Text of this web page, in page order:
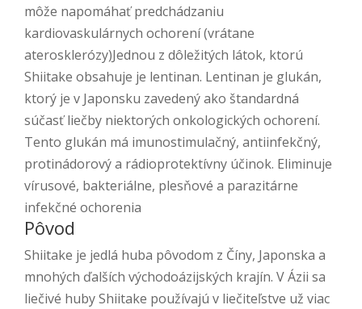
môže napomáhať predchádzaniu
kardiovaskulárnych ochorení (vrátane
aterosklerózy)Jednou z dôležitých látok, ktorú
Shiitake obsahuje je lentinan. Lentinan je glukán,
ktorý je v Japonsku zavedený ako štandardná
súčasť liečby niektorých onkologických ochorení.
Tento glukán má imunostimulačný, antiinfekčný,
protinádorový a rádioprotektívny účinok. Eliminuje
vírusové, bakteriálne, plesňové a parazitárne
infekčné ochorenia
Pôvod
Shiitake je jedlá huba pôvodom z Číny, Japonska a
mnohých ďalších východoázijských krajín. V Ázii sa
liečivé huby Shiitake používajú v liečiteľstve už viac